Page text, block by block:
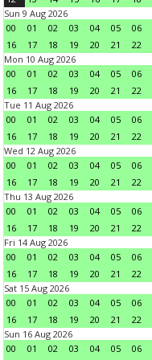
Sun 9 Aug 2026
00
01 02 03 04 05 06
16
17 18 19 20 21 22
Mon 10 Aug 2026
00
01 02 03 04 05 06
16
17 18 19 20 21 22
Tue 11 Aug 2026
00
01 02 03 04 05 06
16
17 18 19 20 21 22
Wed 12 Aug 2026
00
01 02 03 04 05 06
16
17 18 19 20 21 22
Thu 13 Aug 2026
00
01 02 03 04 05 06
16
17 18 19 20 21 22
Fri 14 Aug 2026
00
01 02 03 04 05 06
16
17 18 19 20 21 22
Sat 15 Aug 2026
00
01 02 03 04 05 06
16
17 18 19 20 21 22
Sun 16 Aug 2026
00
01 02 03 04 05 06